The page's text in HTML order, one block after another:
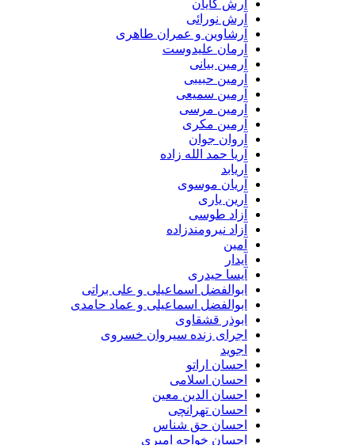
آرش کایان
آرش نورائی
آرشاوین و عمران طاهری
آرمان علیدوست
آرمین بیانی
آرمین حبیبی
آرمین سمیعی
آرمین مرسی
آرمین مکری
آروان جوان
آریا حمد الله زاده
آریابد
آریان موسوی
آرین یاری
آزاد طوسی
آزاد نیرومندزاده
آمین
آیدار
آیسا حیدری
ابوالفضل اسماعیلی و علی براتی
ابوالفضل اسماعیلی و عماد حامدی
ابوذر قشقاوی
اجرای زنده سیروان خسروی
اجوید
احسان اراتو
احسان اسلامی
احسان الدین معین
احسان تهرانچی
احسان حق شناس
احسان خواجه امیری